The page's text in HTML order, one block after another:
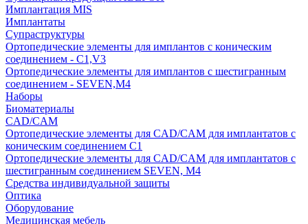
Имплантация MIS
Имплантаты
Супраструктуры
Ортопедические элементы для имплантов с коническим
соединением - C1,V3
Ортопедические элементы для имплантов с шестигранным
соединением - SEVEN,M4
Наборы
Биоматериалы
CAD/CAM
Ортопедические элементы для CAD/CAM для имплантатов с
коническим соединением С1
Ортопедические элементы для CAD/CAM для имплантатов с
шестигранным соединением SEVEN, М4
Средства индивидуальной защиты
Оптика
Оборудование
Медицинская мебель